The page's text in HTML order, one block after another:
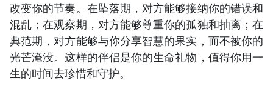
改变你的节奏。在坠落期，对方能够接纳你的错误和
混乱；在观察期，对方能够尊重你的孤独和抽离；在
典范期，对方能够与你分享智慧的果实，而不被你的
光芒淹没。这样的伴侣是你的生命礼物，值得你用一
生的时间去珍惜和守护。